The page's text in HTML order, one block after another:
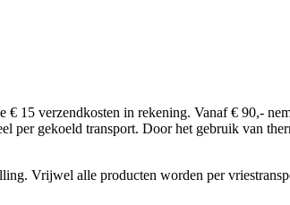
€ 15 verzendkosten in rekening. Vanaf € 90,-
per gekoeld transport. Door het gebruik van
Vrijwel alle producten worden per